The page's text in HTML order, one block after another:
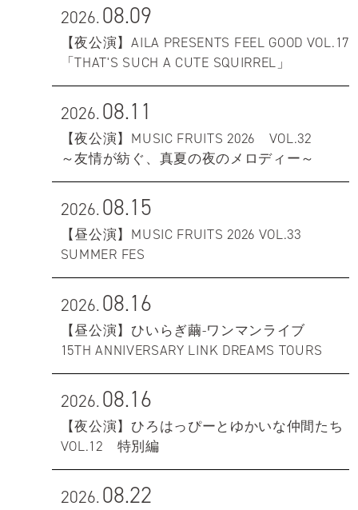
2026.08.09
【夜公演】AILA PRESENTS FEEL GOOD VOL.17
「THAT'S SUCH A CUTE SQUIRREL」
2026.08.11
【夜公演】MUSIC FRUITS 2026 VOL.32
～友情が紡ぐ、真夏の夜のメロディー～
2026.08.15
【昼公演】MUSIC FRUITS 2026 VOL.33
SUMMER FES
2026.08.16
【昼公演】ひいらぎ繭-ワンマンライブ
15TH ANNIVERSARY LINK DREAMS TOURS
2026.08.16
【夜公演】ひろはっぴーとゆかいな仲間たち
VOL.12 特別編
2026.08.22